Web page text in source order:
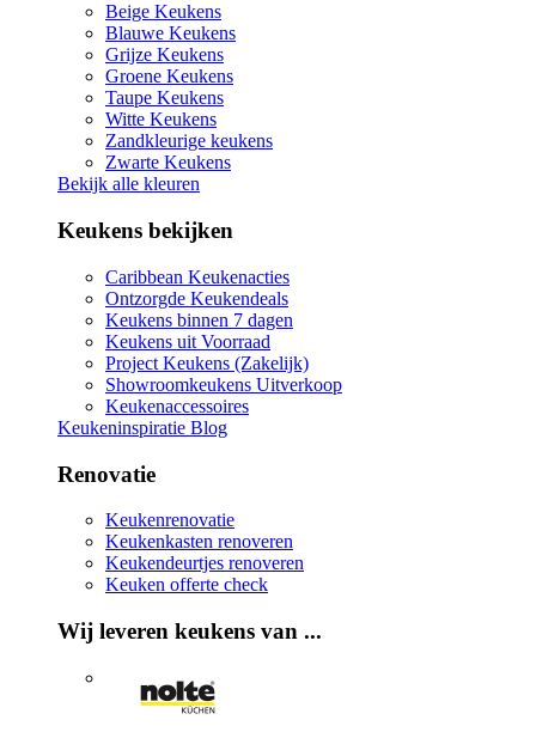
Beige Keukens
Blauwe Keukens
Grijze Keukens
Groene Keukens
Taupe Keukens
Witte Keukens
Zandkleurige keukens
Zwarte Keukens
Bekijk alle kleuren
Keukens bekijken
Caribbean Keukenacties
Ontzorgde Keukendeals
Keukens binnen 7 dagen
Keukens uit Voorraad
Project Keukens (Zakelijk)
Showroomkeukens Uitverkoop
Keukenaccessoires
Keukeninspiratie Blog
Renovatie
Keukenrenovatie
Keukenkasten renoveren
Keukendeurtjes renoveren
Keuken offerte check
Wij leveren keukens van ...